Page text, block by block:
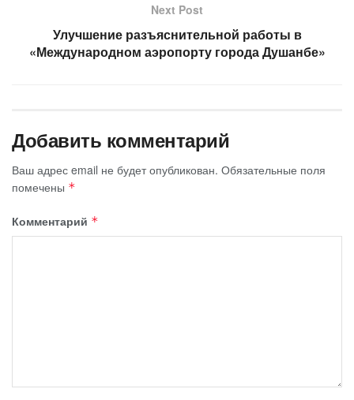
Next Post
Улучшение разъяснительной работы в
«Международном аэропорту города Душанбе»
Добавить комментарий
Ваш адрес email не будет опубликован. Обязательные поля
помечены *
Комментарий *